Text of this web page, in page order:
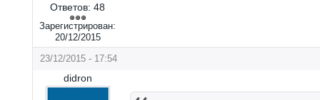
Ответов: 48
Зарегистрирован:
20/12/2015
23/12/2015 - 17:54
didron